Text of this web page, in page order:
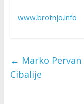
www.brotnjo.info
← Marko
Cibalije